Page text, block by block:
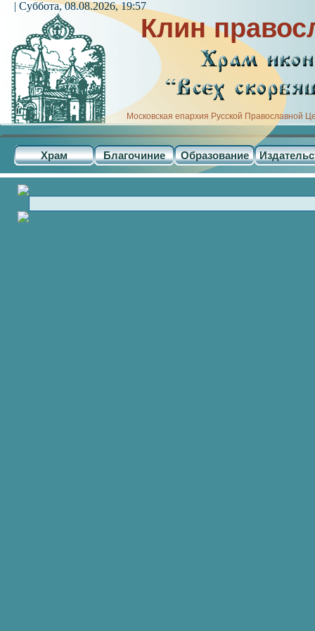
Клин
Московская епархия Русской Православной
Храм Благочиние Образование
| Суббота, 08.08.2026, 19:57